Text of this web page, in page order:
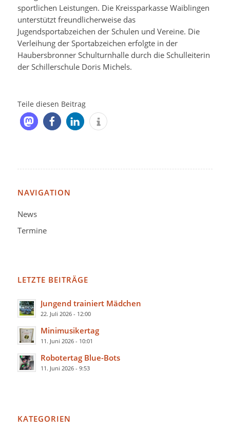
sportlichen Leistungen. Die Kreissparkasse Waiblingen
unterstützt freundlicherweise das
Jugendsportabzeichen der Schulen und Vereine. Die
Verleihung der Sportabzeichen erfolgte in der
Haubersbronner Schulturnhalle durch die Schulleiterin
der Schillerschule Doris Michels.
Teile diesen Beitrag
NAVIGATION
News
Termine
LETZTE BEITRÄGE
Jungend trainiert Mädchen
22. Juli 2026 - 12:00
Minimusikertag
11. Juni 2026 - 10:01
Robotertag Blue-Bots
11. Juni 2026 - 9:53
KATEGORIEN